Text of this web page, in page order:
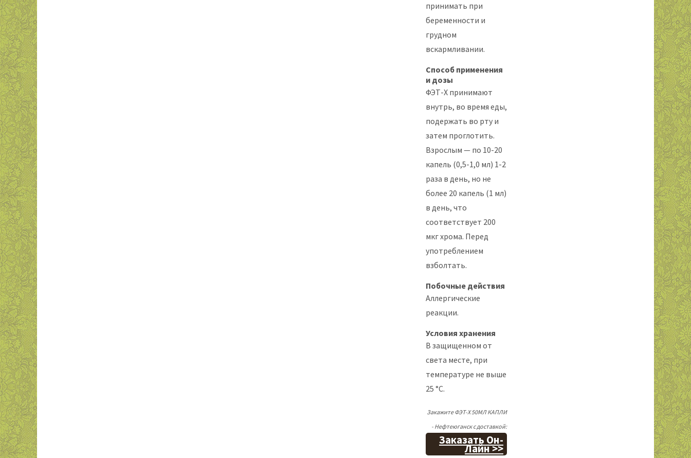
принимать при
беременности и
грудном
вскармливании.
Способ применения
и дозы
ФЭТ-Х принимают
внутрь, во время еды,
подержать во рту и
затем проглотить.
Взрослым — по 10-20
капель (0,5-1,0 мл) 1-2
раза в день, но не
более 20 капель (1 мл)
в день, что
соответствует 200
мкг хрома. Перед
употреблением
взболтать.
Побочные действия
Аллергические
реакции.
Условия хранения
В защищенном от
света месте, при
температуре не выше
25 °C.
Закажите ФЭТ-Х 50МЛ КАПЛИ
- Нефтеюганск с доставкой:
Заказать Он-
Лайн >>